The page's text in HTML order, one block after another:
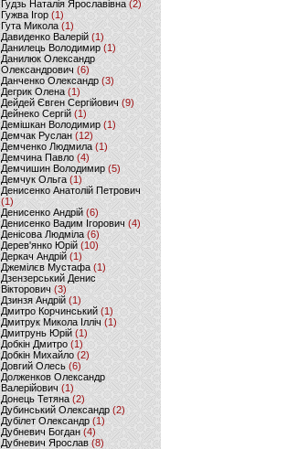
Гудзь Наталія Ярославівна(2)
Гужва Ігор (1)
Гута Микола (1)
Давиденко Валерій (1)
Данилець Володимир(1)
Данилюк Олександр
Олександрович (6)
Данченко Олександр (3)
Дегрик Олена(1)
Дейдей Євген Сергійович(9)
Дейнеко Сергій (1)
Демішкан Володимир(1)
Демчак Руслан (12)
Демченко Людмила (1)
Демчина Павло (4)
Демчишин Володимир (5)
Демчук Ольга(1)
Денисенко Анатолій Петрович
(1)
Денисенко Андрій (6)
Денисенко Вадим Ігорович (4)
Денісова Людміла(6)
Дерев'янко Юрій(10)
Деркач Андрій(1)
Джемілєв Мустафа (1)
Дзензерський Денис
Вікторович (3)
Дзинзя Андрій (1)
Дмитро Корчинський (1)
Дмитрук Микола Ілліч (1)
Дмитрунь Юрій (1)
Добкін Дмитро(1)
Добкін Михайло (2)
Довгий Олесь (6)
Долженков Олександр
Валерійович (1)
Донець Тетяна (2)
Дубинський Олександр(2)
Дубілет Олександр (1)
Дубневич Богдан (4)
Дубневич Ярослав (8)